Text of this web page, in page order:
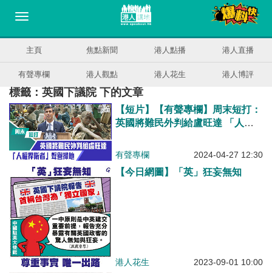
主頁 焦點新聞 港人點播 港人直播
有聲專欄 港人觀點 港人花生 港人博評
標籤：英國下議院 下的文章
【短片】【有聲專欄】周末短打：
英國將難民外判給盧旺達 「人權
有聲專欄 2024-04-27 12:30
【今日網圖】「英」狂妄無知
港人花生 2023-09-01 10:00